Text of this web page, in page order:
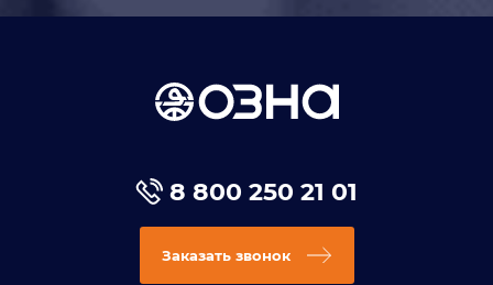
8 800 250 21 01
Заказать звонок